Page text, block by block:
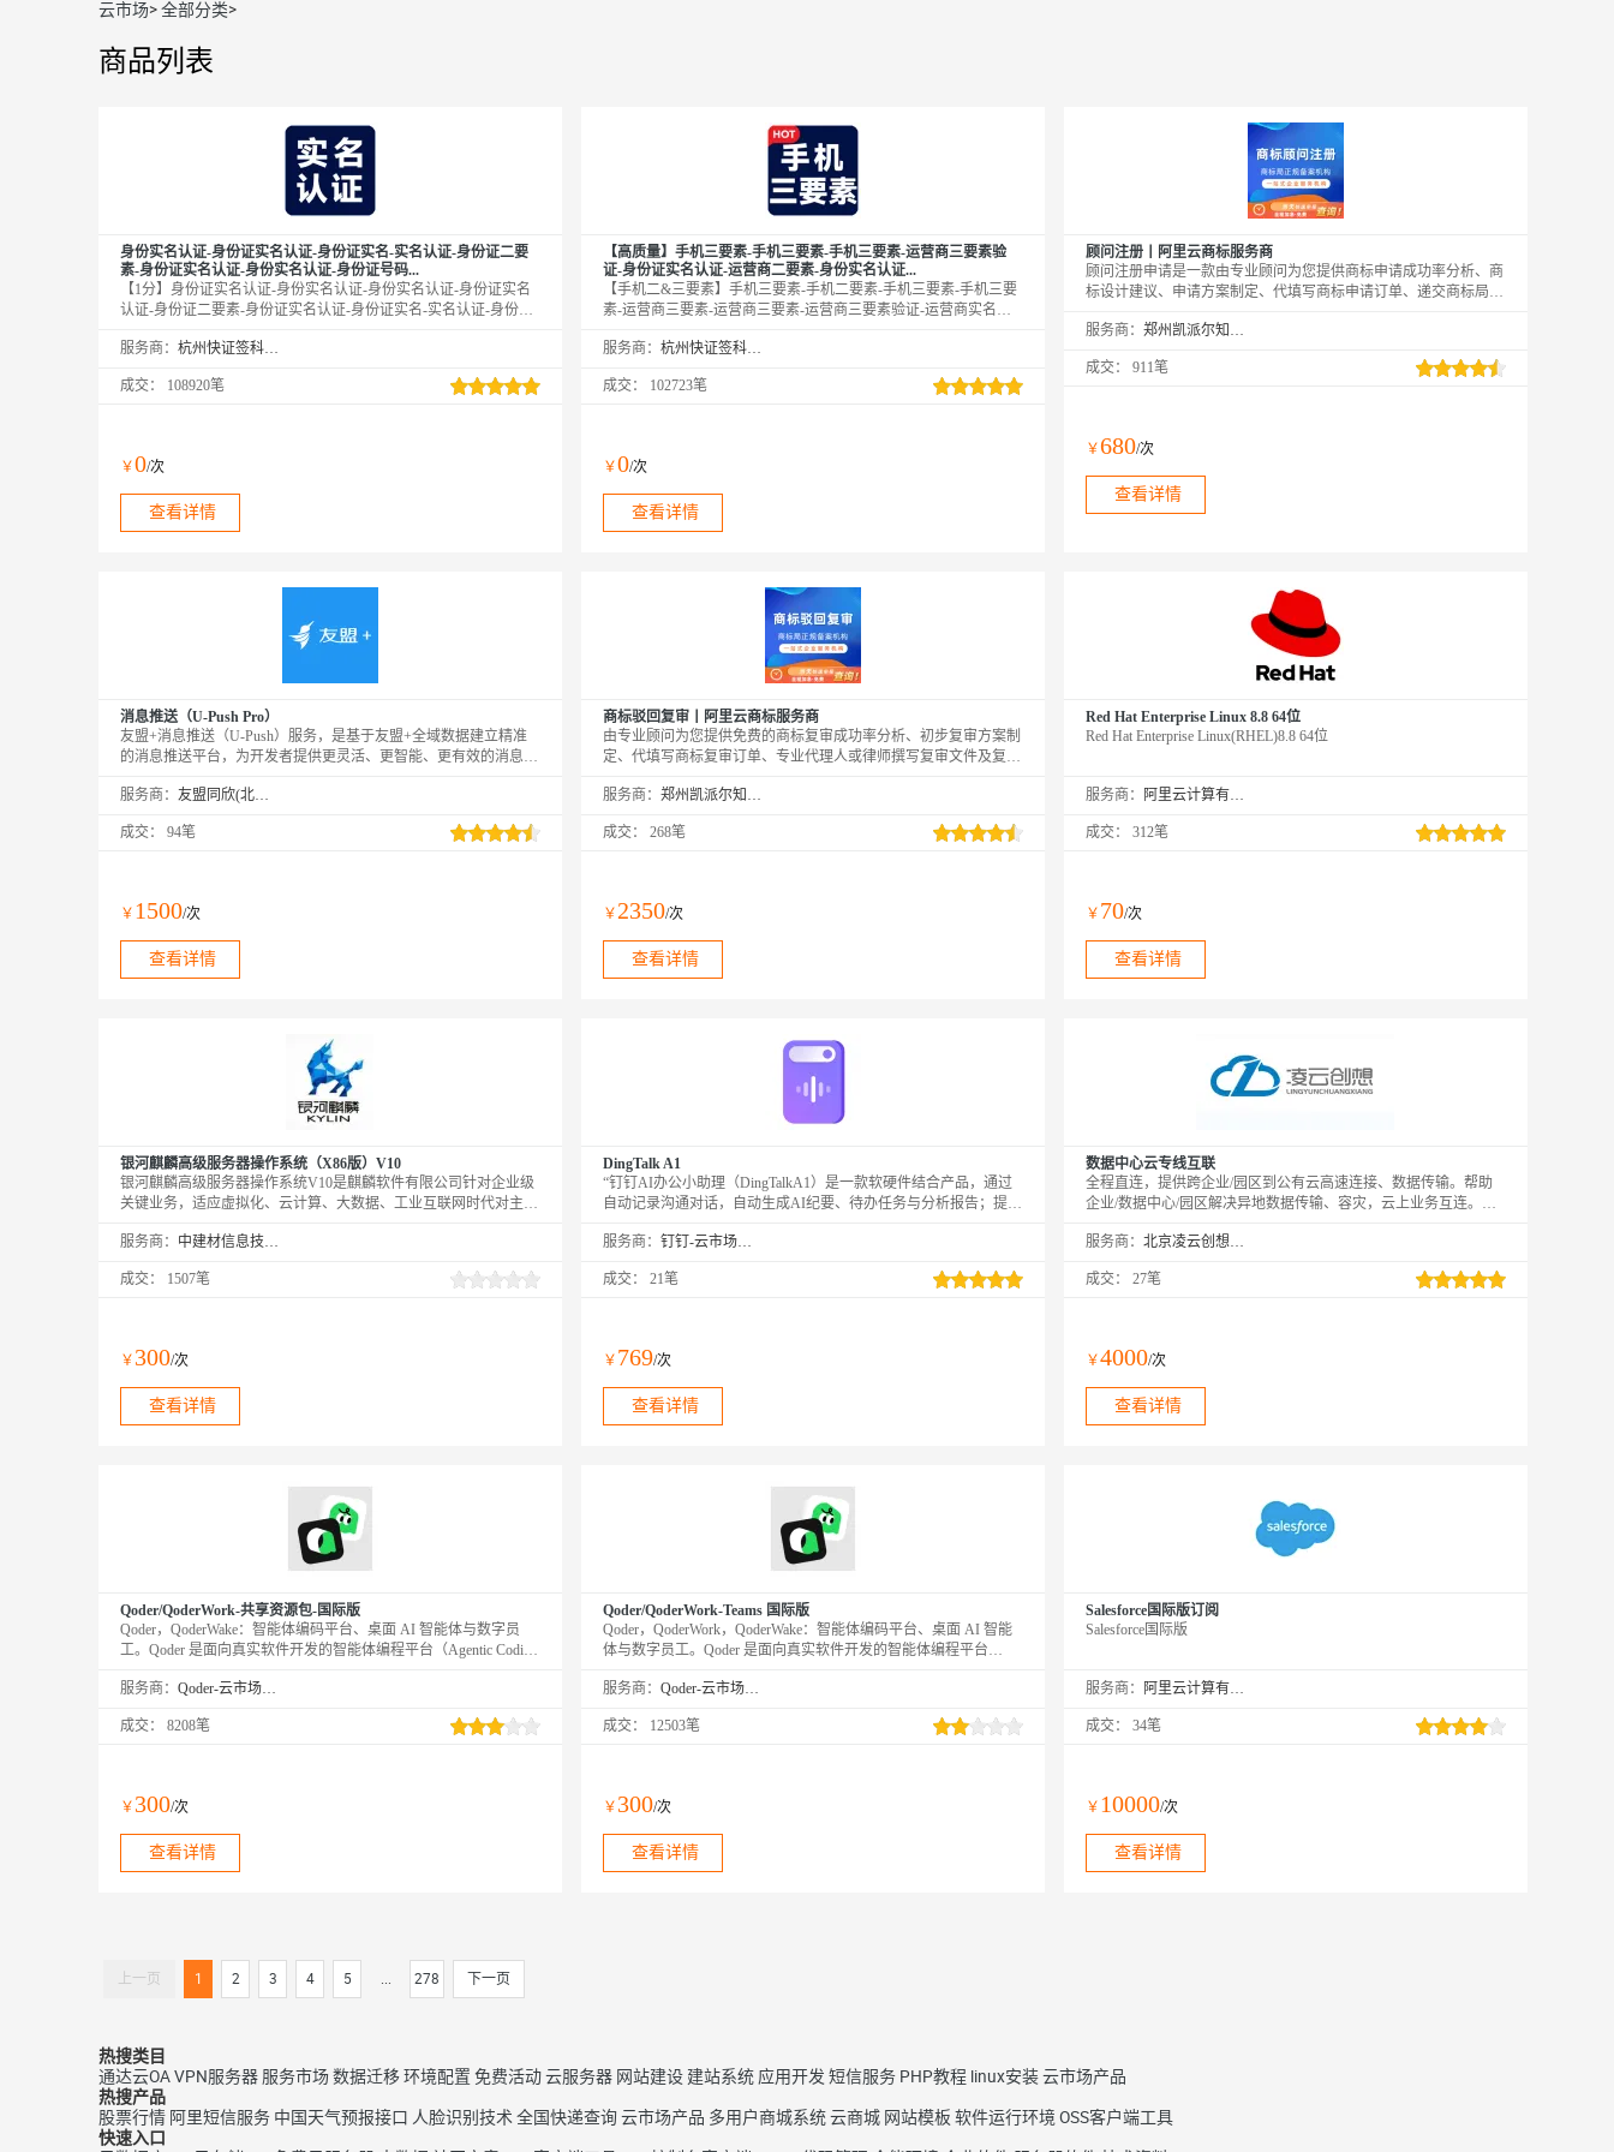
云市场>全部分类>
商品列表
身份实名认证-身份证实名认证-身份证实名-实名认证-身份证二要
素-身份证实名认证-身份实名认证-身份证号码...
【1分】身份证实名认证-身份实名认证-身份实名认证-身份证实名
认证-身份证二要素-身份证实名认证-身份证实名-实名认证-身份证
身份实名认证-身份实名认证-身份实名认证-身份证实名认证-身份
名认证-实名认证接口-身份实名验证-身份实名验证-身份实名验证-
认证-身份实名认证-身份证二要素-...
服务商： 杭州快证签科技有限公司
成交： 108920笔
￥0/次
查看详情
【高质量】手机三要素-手机三要素-手机三要素-运营商三要素验
证-身份证实名认证-运营商二要素-身份实名认证...
【手机二&三要素】手机三要素-手机二要素-手机三要素-手机三要
素-运营商三要素-运营商三要素-运营商三要素验证-运营商实名认
要素-身份证实名认证-手机三要素-手机三要素-身份证实名认证-手
三要素-手机二要素-身份证二要素-运营商二要素-运营商二要素-身
认证-身份实名认证-身份证实名认证...
服务商： 杭州快证签科技有限公司
成交： 102723笔
￥0/次
查看详情
顾问注册丨阿里云商标服务商
顾问注册申请是一款由专业顾问为您提供商标申请成功率分析、商
标设计建议、申请方案制定、代填写商标申请订单、递交商标局及
服务商：
郑州凯派尔知识产权代理有限公司
成交： 911笔
￥680/次
查看详情
消息推送（U-Push Pro）
友盟+消息推送（U-Push）服务，是基于友盟+全域数据建立精准
的消息推送平台，为开发者提供更灵活、更智能、更有效的消息推
需要在友盟+激活页面https://account.umeng.com/activate进行绑定激
服务商： 友盟同欣(北京)科技有限公司
成交： 94笔
￥ 1500/次
查看详情
商标驳回复审丨阿里云商标服务商
由专业顾问为您提供免费的商标复审成功率分析、初步复审方案制
定、代填写商标复审订单、专业代理人或律师撰写复审文件及复审
请操作
服务商： 郑州凯派尔知识产权代理有限公司
成交： 268笔
￥ 2350/次
查看详情
Red Hat Enterprise Linux 8.8 64位
Red Hat Enterprise Linux(RHEL)8.8 64位
服务商： 阿里云计算有限公司
成交： 312笔
￥ 70/次
查看详情
银河麒麟高级服务器操作系统（X86版）V10
银河麒麟高级服务器操作系统V10是麒麟软件有限公司针对企业级
关键业务，适应虚拟化、云计算、大数据、工业互联网时代对主机
CMMI5级标准研制的提供内生本质安全、云原生支持、自主平台
服务商： 中建材信息技术股份有限公司
成交： 1507笔
￥ 300/次
查看详情
DingTalk A1
“钉钉AI办公小助理（DingTalkA1）是一款软硬件结合产品，通过
自动记录沟通对话，自动生成AI纪要、待办任务与分析报告；提升
动化工作流和设备管理平台，以后开会沟通，再也不用做会议纪要
服务商： 钉钉-云市场精选店
成交： 21笔
￥ 769/次
查看详情
数据中心云专线互联
全程直连，提供跨企业/园区到公有云高速连接、数据传输。帮助
企业/数据中心/园区解决异地数据传输、容灾，云上业务互连。通
数据连接，满足不断变化的需求，提高企业网络拓扑的灵活性和跨
服务商： 北京凌云创想科技有限公司
成交： 27笔
￥4000/次
查看详情
Qoder/QoderWork-共享资源包-国际版
Qoder，QoderWake：智能体编码平台、桌面 AI 智能体与数字员
工。Qoder 是面向真实软件开发的智能体编程平台（Agentic Coding
Agents 等使用方式，让 Agent 自主完成从编码到交付的全流程。
主开工，越用越懂你。
服务商： Qoder-云市场精选店
成交： 8208笔
￥ 300/次
查看详情
Qoder/QoderWork-Teams 国际版
Qoder，QoderWork，QoderWake：智能体编码平台、桌面 AI 智能
体与数字员工。Qoder 是面向真实软件开发的智能体编程平台
Mobile 和 Cloud Agents 等使用方式，让 Agent 自主完成从编码到交
扩展到日常办公——自然语言描述需求，自动规划执行并输出专业
服务商： Qoder-云市场精选店
成交： 12503笔
￥ 300/次
查看详情
Salesforce国际版订阅
Salesforce国际版
服务商： 阿里云计算有限公司
成交： 34笔
￥ 10000/次
查看详情
上一页 1 2 3 4 5 ... 278 下一页
热搜类目
通达云OAVPN服务器 服务市场数据迁移环境配置 免费活动云服务器 网站建设 建站系统 应用开发 短信服务 PHP教程 linux安装云市场产品
热搜产品
股票行情 阿里短信服务 中国天气预报接口 人脸识别技术 全国快递查询云市场产品 多用户商城系统云商城 网站模板 软件运行环境 OSS客户端工具
快速入口